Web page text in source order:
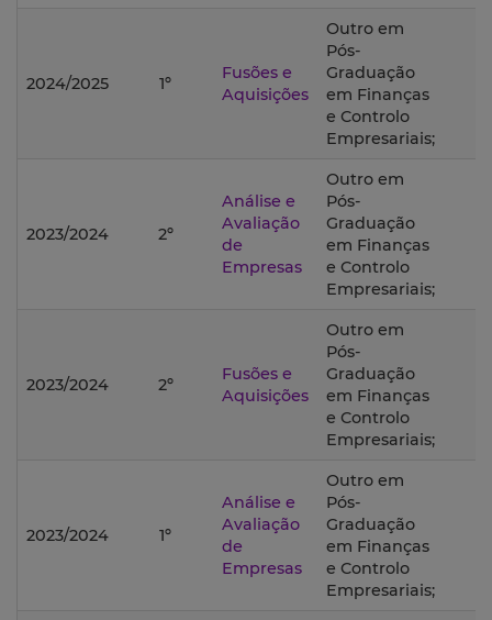
2024/2025 1º
Fusões e
Aquisições
Outro em
Pós-
Graduação
em Finanças
e Controlo
Empresariais;
2023/2024 2º
Análise e
Avaliação
de
Empresas
Outro em
Pós-
Graduação
em Finanças
e Controlo
Empresariais;
2023/2024 2º
Fusões e
Aquisições
Outro em
Pós-
Graduação
em Finanças
e Controlo
Empresariais;
2023/2024 1º
Análise e
Avaliação
de
Empresas
Outro em
Pós-
Graduação
em Finanças
e Controlo
Empresariais;